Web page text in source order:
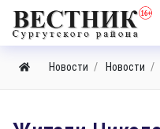
Новости Новости